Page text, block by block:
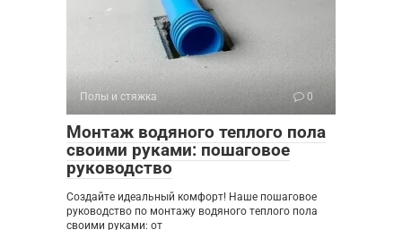
Полы и стяжка 0
Монтаж водяного теплого пола
своими руками: пошаговое
руководство
Создайте идеальный комфорт! Наше пошаговое
руководство по монтажу водяного теплого пола
своими руками: от